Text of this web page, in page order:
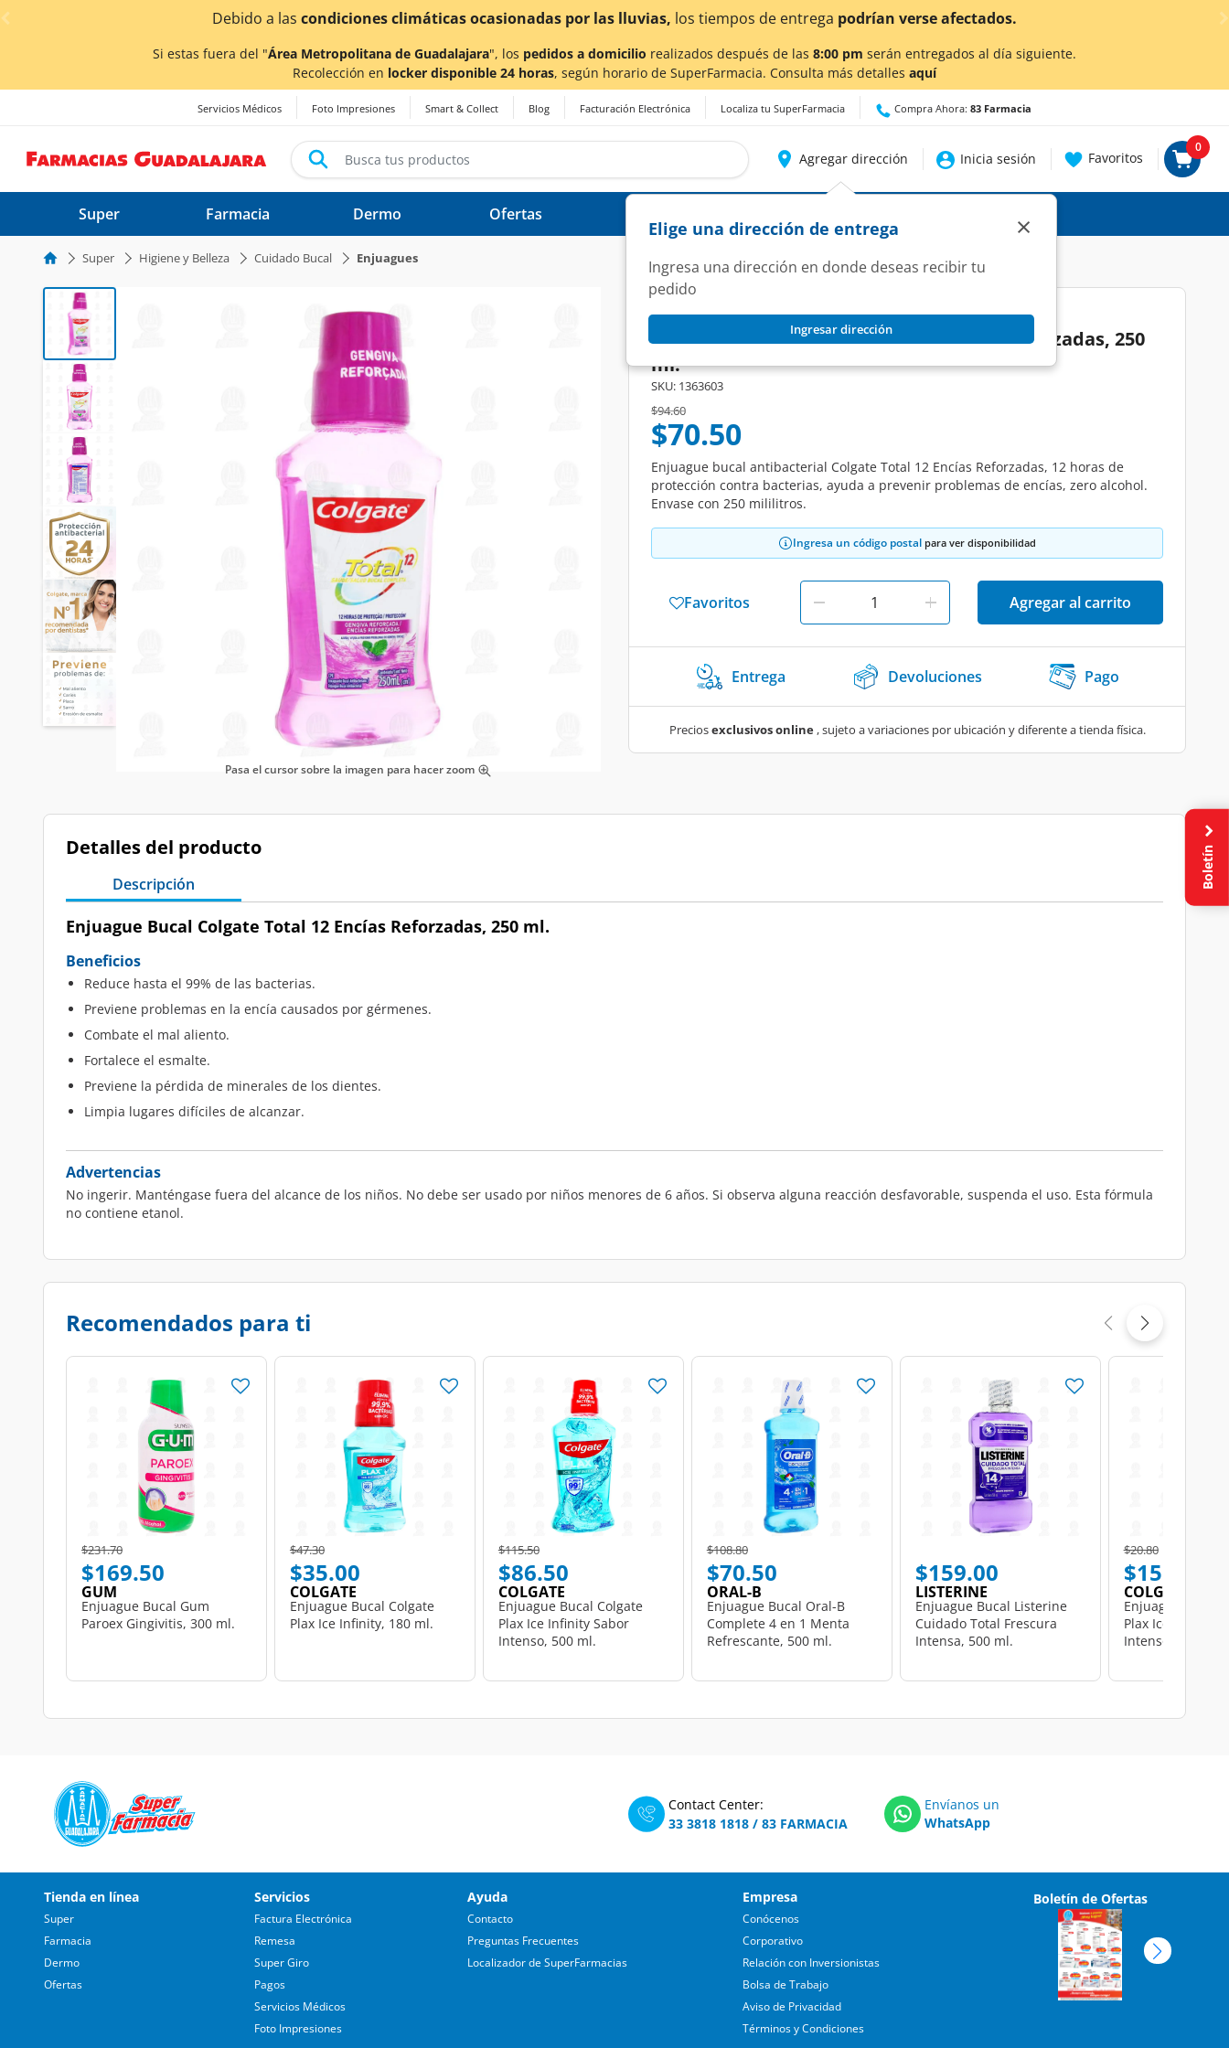
< div class="carousel-inner"> ¡Ahora también en Aguascalientes!Daclic aquípara conocer detalles.
Si estas fuera del "Área Metropolitana de Guadalajara", los pedidos a domicilio realizados después de las 8:00 pm serán entregados al día siguiente.
Recolección en locker disponible 24 horas, según horario de SuperFarmacia. Consulta más detalles aquí
Servicios Médicos Foto Impresiones Smart & Collect Blog Facturación Electrónica Localiza tu SuperFarmacia Compra Ahora: 83 Farmacia
Agregar dirección
Elige una dirección de entrega
Ingresa una dirección en donde deseas recibir tu
pedido
Ingresar dirección
×
Inicia sesión Favoritos
0
Super Farmacia Dermo Ofertas
Super Higiene y Belleza Cuidado Bucal Enjuagues
Pasa el cursor sobre la imagen para hacer zoom
COLGATE
Enjuague Bucal Colgate Total 12 Encías Reforzadas, 250
ml.
SKU: 1363603
Price reduced from
$94.60to
$70.50
Enjuague bucal antibacterial Colgate Total 12 Encías Reforzadas, 12 horas de
protección contra bacterias, ayuda a prevenir problemas de encías, zero alcohol.
Envase con 250 mililitros.
Ingresa un código postal para ver disponibilidad
Favoritos Agregar al carrito
Entrega Devoluciones Pago
Preciosexclusivos online, sujeto a variaciones por ubicación y diferente a tienda física.
Detalles del producto
Descripción
Enjuague Bucal Colgate Total 12 Encías Reforzadas, 250 ml.
Beneficios
Reduce hasta el 99% de las bacterias.
Previene problemas en la encía causados por gérmenes.
Combate el mal aliento.
Fortalece el esmalte.
Previene la pérdida de minerales de los dientes.
Limpia lugares difíciles de alcanzar.
Advertencias
No ingerir. Manténgase fuera del alcance de los niños. No debe ser usado por niños menores de 6 años. Si observa alguna reacción desfavorable, suspenda el uso. Esta fórmula
no contiene etanol.
Recomendados para ti
Price reduced from
$231.70to
$169.50
GUM
Enjuague Bucal Gum
Paroex Gingivitis, 300 ml.
Price reduced from
$47.30to
$35.00
COLGATE
Enjuague Bucal Colgate
Plax Ice Infinity, 180 ml.
Price reduced from
$115.50to
$86.50
COLGATE
Enjuague Bucal Colgate
Plax Ice Infinity Sabor
Intenso, 500 ml.
Price reduced from
$108.80to
$70.50
ORAL-B
Enjuague Bucal Oral-B
Complete 4 en 1 Menta
Refrescante, 500 ml.
$159.00
LISTERINE
Enjuague Bucal Listerine
Cuidado Total Frescura
Intensa, 500 ml.
Price reduced from
$20.80to
$15.00
COLGATE
Enjuague Bucal
Plax Ice Infinity
Intenso, 60 ml.
Contact Center:
33 3818 1818 / 83 FARMACIA
Envíanos un
WhatsApp
Tienda en línea
Super
Farmacia
Dermo
Ofertas
Servicios
Factura Electrónica
Remesa
Super Giro
Pagos
Servicios Médicos
Foto Impresiones
Ayuda
Contacto
Preguntas Frecuentes
Localizador de SuperFarmacias
Empresa
Conócenos
Corporativo
Relación con Inversionistas
Bolsa de Trabajo
Aviso de Privacidad
Términos y Condiciones
Boletín de Ofertas
Boletín